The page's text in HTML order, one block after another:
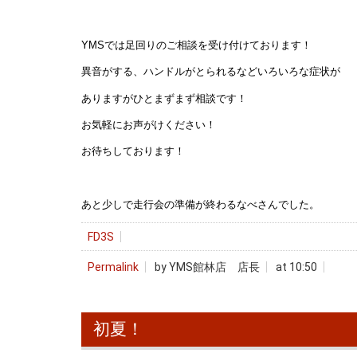
YMSでは足回りのご相談を受け付けております！
異音がする、ハンドルがとられるなどいろいろな症状が
ありますがひとまずまず相談です！
お気軽にお声がけください！
お待ちしております！
あと少しで走行会の準備が終わるなべさんでした。
FD3S
Permalink by YMS館林店 店長 at 10:50
初夏！